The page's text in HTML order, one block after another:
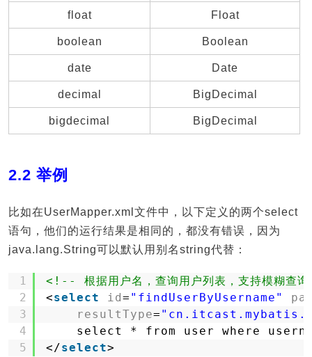
float Float
boolean Boolean
date Date
decimal BigDecimal
bigdecimal BigDecimal
2.2 举例
比如在UserMapper.xml文件中，以下定义的两个select
语句，他们的运行结果是相同的，都没有错误，因为
java.lang.String可以默认用别名string代替：
1
2
3
4
5
<!-- 根据用户名，查询用户列表，支持模糊查
<select id = "findUserByUsername"
resultType=
select * from user where
</select>